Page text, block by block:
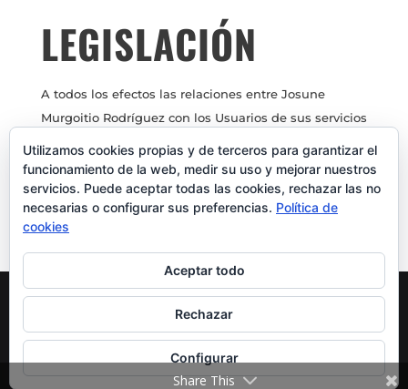
LEGISLACIÓN
A todos los efectos las relaciones entre Josune
Murgoitio Rodríguez con los Usuarios de sus servicios
a la legislación y jurisdicción española a la que se
someten expresamente las partes, siendo
competentes por la resolución de todos los conflictos
derivados o relacionados con su uso los Juzgados y
POLÍTICA DE PRIVACIDAD
Share This
Utilizamos cookies propias y de terceros para garantizar el
funcionamiento de la web, medir su uso y mejorar nuestros
servicios. Puede aceptar todas las cookies, rechazar las no
necesarias o configurar sus preferencias. Política de
cookies
Aceptar todo
Rechazar
Configurar